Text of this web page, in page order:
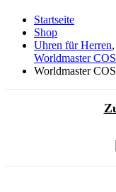
Startseite
Shop
Uhren für Herren,
Worldmaster
Worldmaster